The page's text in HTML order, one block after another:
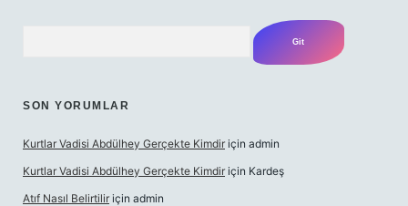
SON YORUMLAR
Kurtlar Vadisi Abdülhey Gerçekte Kimdir için admin
Kurtlar Vadisi Abdülhey Gerçekte Kimdir için Kardeş
Atıf Nasıl Belirtilir için admin